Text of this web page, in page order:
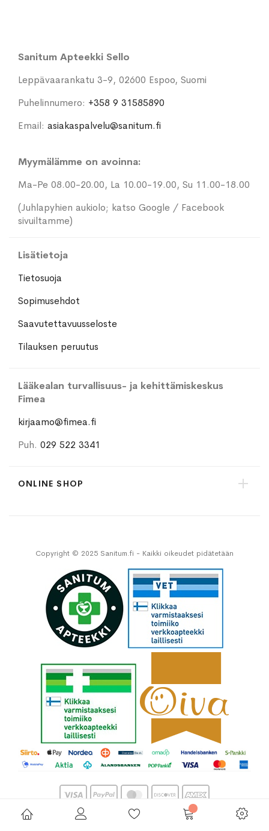
Sanitum Apteekki Sello
Leppävaarankatu 3-9, 02600 Espoo, Suomi
Puhelinnumero: +358 9 31585890
Email: asiakaspalvelu@sanitum.fi
Myymälämme on avoinna:
Ma-Pe 08.00-20.00, La 10.00-19.00, Su 11.00-18.00
(Juhlapyhien aukiolo; katso Google / Facebook
sivuiltamme)
Lisätietoja
Tietosuoja
Sopimusehdot
Saavutettavuusseloste
Tilauksen peruutus
Lääkealan turvallisuus- ja kehittämiskeskus
Fimea
kirjaamo@fimea.fi
Puh. 029 522 3341
ONLINE SHOP
Copyright © 2025 Sanitum.fi - Kaikki oikeudet pidätetään